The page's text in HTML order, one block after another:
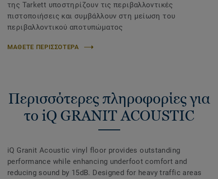
της Tarkett υποστηρίζουν τις περιβαλλοντικές
πιστοποιήσεις και συμβάλλουν στη μείωση του
περιβαλλοντικού αποτυπώματος
ΜΑΘΕΤΕ ΠΕΡΙΣΣΟΤΕΡΑ
Περισσότερες πληροφορίες για
το iQ GRANIT ACOUSTIC
iQ Granit Acoustic vinyl floor provides outstanding
performance while enhancing underfoot comfort and
reducing sound by 15dB. Designed for heavy traffic areas